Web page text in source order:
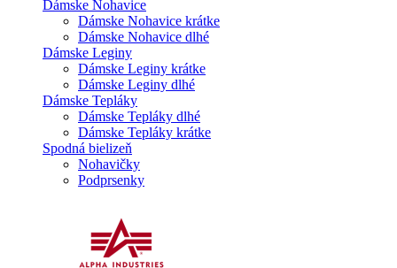
Dámske Nohavice
Dámske Nohavice krátke
Dámske Nohavice dlhé
Dámske Leginy
Dámske Leginy krátke
Dámske Leginy dlhé
Dámske Tepláky
Dámske Tepláky dlhé
Dámske Tepláky krátke
Spodná bielizeň
Nohavičky
Podprsenky